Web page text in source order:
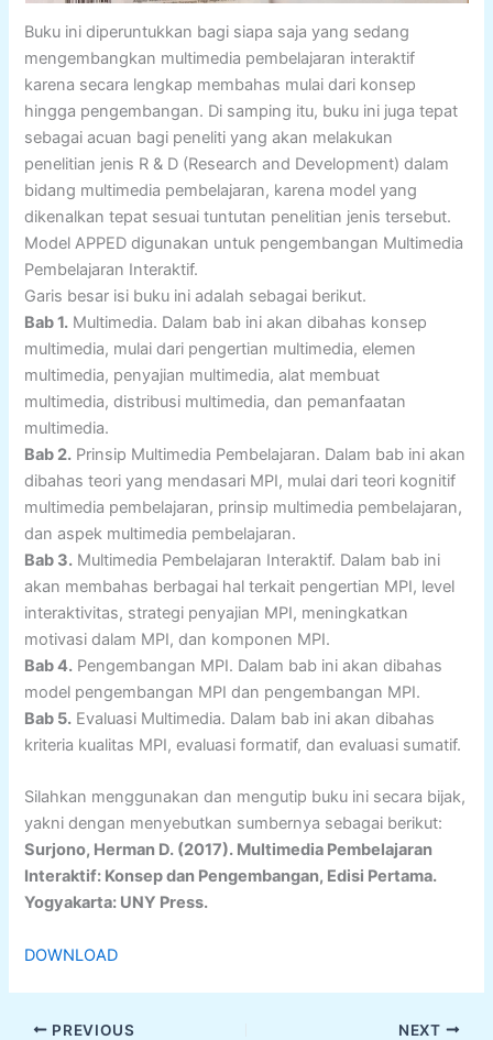
Buku ini diperuntukkan bagi siapa saja yang sedang
mengembangkan multimedia pembelajaran interaktif
karena secara lengkap membahas mulai dari konsep
hingga pengembangan. Di samping itu, buku ini juga tepat
sebagai acuan bagi peneliti yang akan melakukan
penelitian jenis R & D (Research and Development) dalam
bidang multimedia pembelajaran, karena model yang
dikenalkan tepat sesuai tuntutan penelitian jenis tersebut.
Model APPED digunakan untuk pengembangan Multimedia
Pembelajaran Interaktif.
Garis besar isi buku ini adalah sebagai berikut.
Bab 1. Multimedia. Dalam bab ini akan dibahas konsep
multimedia, mulai dari pengertian multimedia, elemen
multimedia, penyajian multimedia, alat membuat
multimedia, distribusi multimedia, dan pemanfaatan
multimedia.
Bab 2. Prinsip Multimedia Pembelajaran. Dalam bab ini akan
dibahas teori yang mendasari MPI, mulai dari teori kognitif
multimedia pembelajaran, prinsip multimedia pembelajaran,
dan aspek multimedia pembelajaran.
Bab 3. Multimedia Pembelajaran Interaktif. Dalam bab ini
akan membahas berbagai hal terkait pengertian MPI, level
interaktivitas, strategi penyajian MPI, meningkatkan
motivasi dalam MPI, dan komponen MPI.
Bab 4. Pengembangan MPI. Dalam bab ini akan dibahas
model pengembangan MPI dan pengembangan MPI.
Bab 5. Evaluasi Multimedia. Dalam bab ini akan dibahas
kriteria kualitas MPI, evaluasi formatif, dan evaluasi sumatif.
Silahkan menggunakan dan mengutip buku ini secara bijak,
yakni dengan menyebutkan sumbernya sebagai berikut:
Surjono, Herman D. (2017). Multimedia Pembelajaran
Interaktif: Konsep dan Pengembangan, Edisi Pertama.
Yogyakarta: UNY Press.
DOWNLOAD
PREVIOUS NEXT